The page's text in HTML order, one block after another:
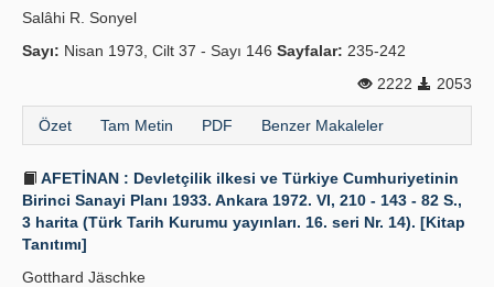
Salâhi R. Sonyel
Sayı: Nisan 1973, Cilt 37 - Sayı 146 Sayfalar: 235-242
2222
2053
Özet Tam Metin PDF Benzer Makaleler
AFETİNAN : Devletçilik ilkesi ve Türkiye Cumhuriyetinin
Birinci Sanayi Planı 1933. Ankara 1972. VI, 210 - 143 - 82 S.,
3 harita (Türk Tarih Kurumu yayınları. 16. seri Nr. 14). [Kitap
Tanıtımı]
Gotthard Jäschke